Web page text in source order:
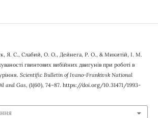
Я. С., Слабий, О. О., Дейнега, Р. О., & Микитій, І. М.
гвинтових вибійних двигунів при роботі в
Scientific Bulletin of Ivano-Frankivsk National
and Gas, (1(60), 74–87. https://doi.org/10.31471/1993-